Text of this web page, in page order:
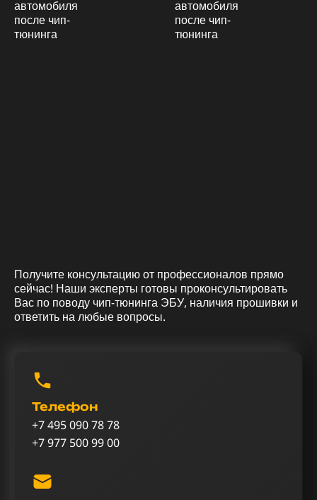
Получите консультацию от профессионалов прямо
сейчас! Наши эксперты готовы проконсультировать
Вас по поводу чип-тюнинга ЭБУ, наличия прошивки и
ответить на любые вопросы.
Телефон
+7 495 090 78 78
+7 977 500 99 00